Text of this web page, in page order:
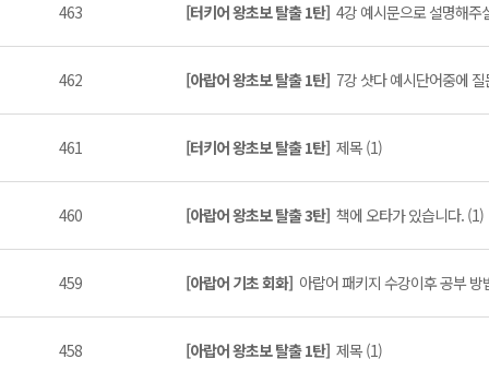
463 [터키어 왕초보 탈출 1탄] 4강 예시문으로 설명해주
462 [아랍어 왕초보 탈출 1탄] 7강 샷다 예시단어중에
461 [터키어 왕초보 탈출 1탄] 제목 (1)
460 [아랍어 왕초보 탈출 3탄] 책에 오타가 있습니다. (1)
459 [아랍어 기초 회화] 아랍어 패키지 수강이후 공부 방
458 [아랍어 왕초보 탈출 1탄] 제목 (1)